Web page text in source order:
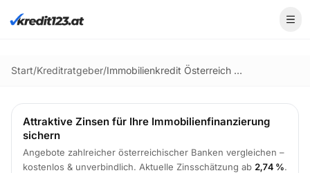
Start/Kreditratgeber/ Immobilienkredit Österreich 2026: Leitfaden zur Finanzierung
Attraktive Zinsen für Ihre Immobilienfinanzierung
sichern
Angebote zahlreicher österreichischer Banken vergleichen –
kostenlos & unverbindlich. Aktuelle Zinsschätzung ab 2,74 %.